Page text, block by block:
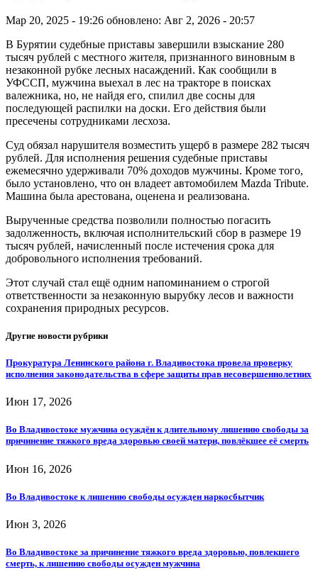
Мар 20, 2025 - 19:26 обновлено: Авг 2, 2026 - 20:57
В Бурятии судебные приставы завершили взыскание 280
тысяч рублей с местного жителя, признанного виновным в
незаконной рубке лесных насаждений. Как сообщили в
УФССП, мужчина выехал в лес на тракторе в поисках
валежника, но, не найдя его, спилил две сосны для
последующей распилки на доски. Его действия были
пресечены сотрудниками лесхоза.
Суд обязал нарушителя возместить ущерб в размере 282 тысяч
рублей. Для исполнения решения судебные приставы
ежемесячно удерживали 70% доходов мужчины. Кроме того,
было установлено, что он владеет автомобилем Mazda Tribute.
Машина была арестована, оценена и реализована.
Вырученные средства позволили полностью погасить
задолженность, включая исполнительский сбор в размере 19
тысяч рублей, начисленный после истечения срока для
добровольного исполнения требований.
Этот случай стал ещё одним напоминанием о строгой
ответственности за незаконную вырубку лесов и важности
сохранения природных ресурсов.
Другие новости рубрики
Прокуратура Ленинского района г. Владивостока провела проверку
исполнения законодательства в сфере защиты прав несовершеннолетних
Июн 17, 2026
Во Владивостоке мужчина осуждён к длительному лишению свободы за
причинение тяжкого вреда здоровью своей матери, повлёкшее её смерть
Июн 16, 2026
Во Владивостоке к лишению свободы осужден наркосбытчик
Июн 3, 2026
Во Владивостоке за причинение тяжкого вреда здоровью, повлекшего
смерть, к лишению свободы осужден мужчина